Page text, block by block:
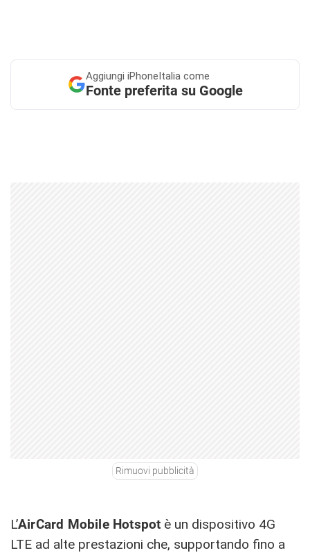
Aggiungi iPhoneItalia come
Fonte preferita su Google
Rimuovi pubblicità
L’AirCard Mobile Hotspot è un dispositivo 4G
LTE ad alte prestazioni che, supportando fino a